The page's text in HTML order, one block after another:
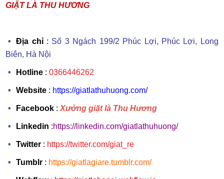
GIẶT LÀ THU HƯƠNG
Địa chỉ: Số 3 Ngách 199/2 Phúc Lợi, Phúc Lợi, Long
Biên, Hà Nội
Hotline :0366446262
Website : https://giatlathuhuong.com/
Facebook :Xưởng giặt là Thu Hương
Linkedin :https://linkedin.com/giatlathuhuong/
Twitter : https://twitter.com/giat_re
Tumblr : https://giatlagiare.tumblr.com/